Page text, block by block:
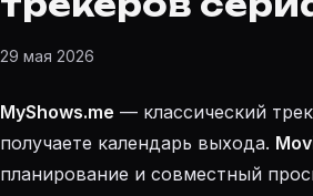
29 мая 2026
MyShows.me — классический
получаете календарь выхода.
планирование и совместный